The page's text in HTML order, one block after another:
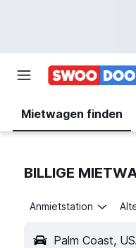
Mietwagen finden
BILLIGE
Anmietstation
Palm Coast,